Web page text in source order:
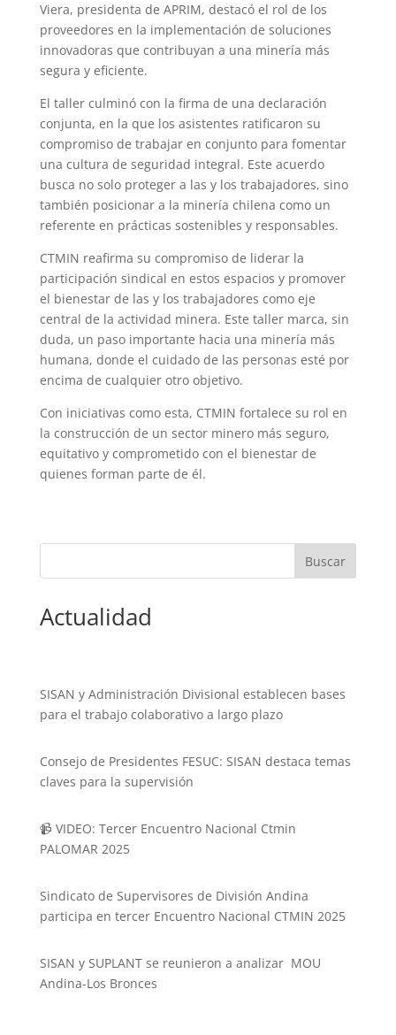
Viera, presidenta de APRIM, destacó el rol de los
proveedores en la implementación de soluciones
innovadoras que contribuyan a una minería más
segura y eficiente.
El taller culminó con la firma de una declaración
conjunta, en la que los asistentes ratificaron su
compromiso de trabajar en conjunto para fomentar
una cultura de seguridad integral. Este acuerdo
busca no solo proteger a las y los trabajadores, sino
también posicionar a la minería chilena como un
referente en prácticas sostenibles y responsables.
CTMIN reafirma su compromiso de liderar la
participación sindical en estos espacios y promover
el bienestar de las y los trabajadores como eje
central de la actividad minera. Este taller marca, sin
duda, un paso importante hacia una minería más
humana, donde el cuidado de las personas esté por
encima de cualquier otro objetivo.
Con iniciativas como esta, CTMIN fortalece su rol en
la construcción de un sector minero más seguro,
equitativo y comprometido con el bienestar de
quienes forman parte de él.
Actualidad
SISAN y Administración Divisional establecen bases
para el trabajo colaborativo a largo plazo
Consejo de Presidentes FESUC: SISAN destaca temas
claves para la supervisión
📹 VIDEO: Tercer Encuentro Nacional Ctmin
PALOMAR 2025
Sindicato de Supervisores de División Andina
participa en tercer Encuentro Nacional CTMIN 2025
SISAN y SUPLANT se reunieron a analizar MOU
Andina-Los Bronces